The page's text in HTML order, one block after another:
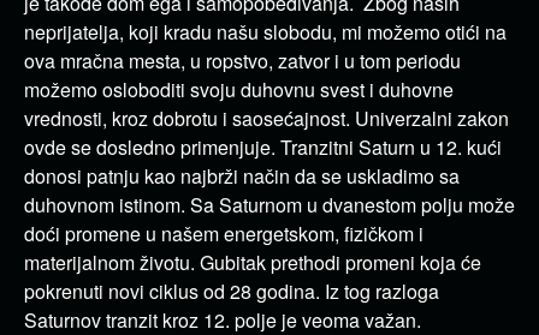
neprijatelja, koji kradu našu slobodu, mi možemo otići na
ova mračna mesta, u ropstvo, zatvor i u tom periodu
možemo osloboditi svoju duhovnu svest i duhovne
vrednosti, kroz dobrotu i saosećajnost. Univerzalni zakon
ovde se dosledno primenjuje. Tranzitni Saturn u 12. kući
donosi patnju kao najbrži način da se uskladimo sa
duhovnom istinom. Sa Saturnom u dvanestom polju može
doći promene u našem energetskom, fizičkom i
materijalnom životu. Gubitak prethodi promeni koja će
pokrenuti novi ciklus od 28 godina. Iz tog razloga
Saturnov tranzit kroz 12. polje je veoma važan.